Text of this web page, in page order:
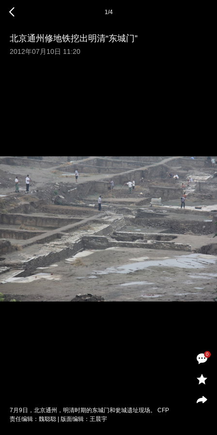
0
1/4
北京通州修地铁挖出明清“东城门”
2012年07月10日 11:20
7月9日，北京通州，明清时期的东城门和瓮城遗址现场。 CFP
责任编辑：魏聪聪 | 版面编辑：王晨宇